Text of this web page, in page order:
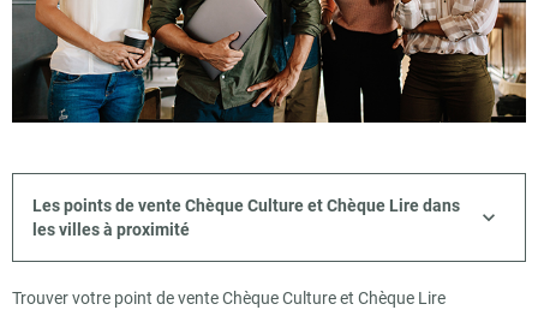
Les points de vente Chèque Culture et Chèque Lire dans
les villes à proximité
Trouver votre point de vente Chèque Culture et Chèque Lire